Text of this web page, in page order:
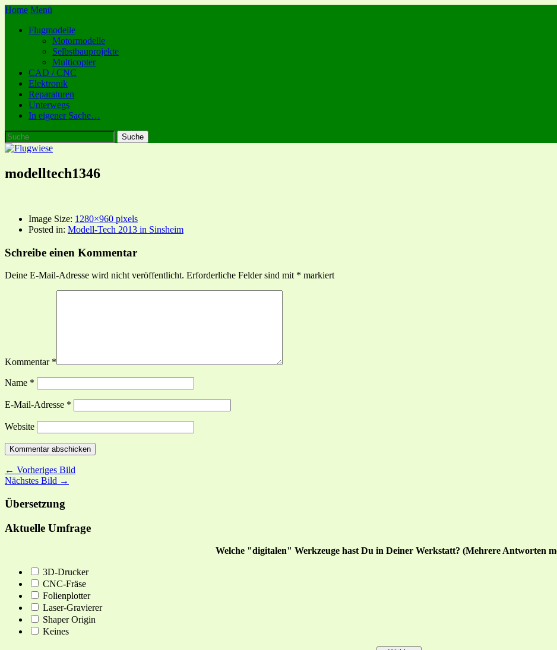
Home Menü
Flugmodelle
Motormodelle
Selbstbauprojekte
Multicopter
CAD / CNC
Elektronik
Reparaturen
Unterwegs
In eigener Sache…
modelltech1346
Image Size: 1280×960 pixels
Posted in: Modell-Tech 2013 in Sinsheim
Schreibe einen Kommentar
Deine E-Mail-Adresse wird nicht veröffentlicht. Erforderliche Felder sind mit * markiert
Kommentar *
Name *
E-Mail-Adresse *
Website
← Vorheriges Bild
Nächstes Bild →
Übersetzung
Aktuelle Umfrage
Welche "digitalen" Werkzeuge hast Du in Deiner Werkstatt? (Mehrere Antworten
3D-Drucker
CNC-Fräse
Folienplotter
Laser-Gravierer
Shaper Origin
Keines